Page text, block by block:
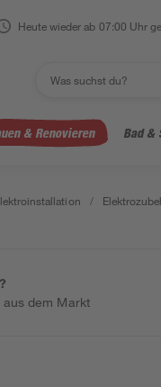
Heute wieder ab 07:00 Uhr
& Renovieren Bad &
/
aus dem Markt